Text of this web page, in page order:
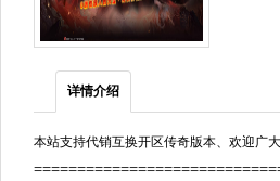
详情介绍
本站支持代销互换开区传奇版本、欢迎广